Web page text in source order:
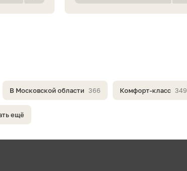
В Московской области 366 Комфорт-класс 349
ещё